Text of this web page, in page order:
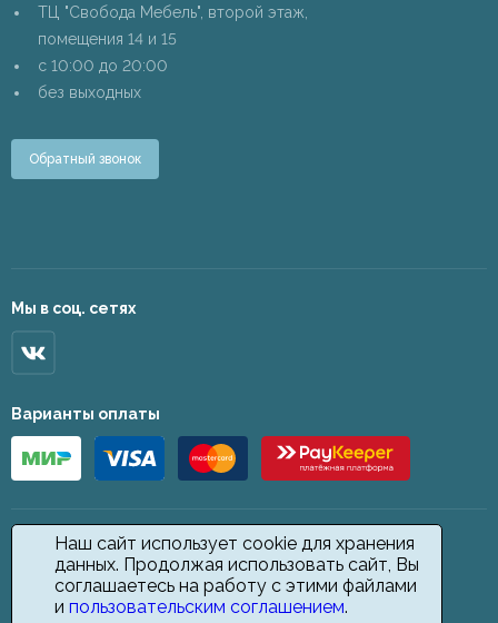
Наш сайт использует cookie для хранения
данных. Продолжая использовать сайт, Вы
соглашаетесь на работу с этими файлами
и пользовательским соглашением.
ТЦ "Свобода Мебель", второй этаж,
помещения 14 и 15
c 10:00 до 20:00
без выходных
Обратный звонок
Мы в соц. сетях
Варианты оплаты